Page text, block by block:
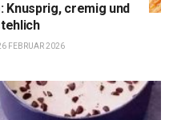
Knusprig, cremig und
FEBRUAR 2026